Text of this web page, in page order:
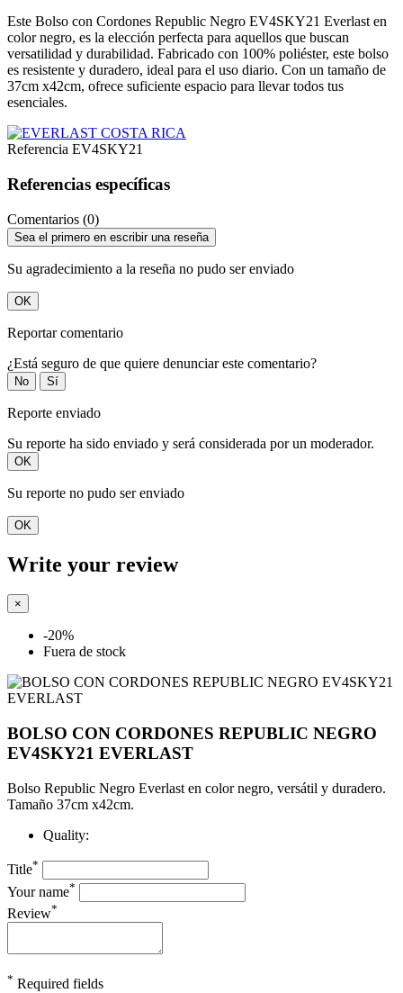
Este Bolso con Cordones Republic Negro EV4SKY21 Everlast en
color negro, es la elección perfecta para aquellos que buscan
versatilidad y durabilidad. Fabricado con 100% poliéster, este bolso
es resistente y duradero, ideal para el uso diario. Con un tamaño de
37cm x42cm, ofrece suficiente espacio para llevar todos tus
esenciales.
Referencia EV4SKY21
Referencias específicas
Comentarios (0)
Sea el primero en escribir una reseña
Su agradecimiento a la reseña no pudo ser enviado
OK
Reportar comentario
¿Está seguro de que quiere denunciar este comentario?
No Sí
Reporte enviado
Su reporte ha sido enviado y será considerada por un moderador.
OK
Su reporte no pudo ser enviado
OK
Write your review
×
-20%
Fuera de stock
BOLSO CON CORDONES REPUBLIC NEGRO
EV4SKY21 EVERLAST
Bolso Republic Negro Everlast en color negro, versátil y duradero.
Tamaño 37cm x42cm.
Quality:
Title*
Your name*
Review*
* Required fields